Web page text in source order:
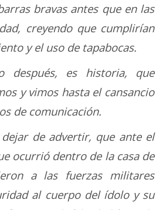
bravas antes que en las
creyendo que cumplirían
y el uso de tapabocas.
después, es historia, que
y vimos hasta el cansancio
de comunicación.
de advertir, que ante el
ocurrió dentro de la casa de
a las fuerzas militares
al cuerpo del ídolo y su